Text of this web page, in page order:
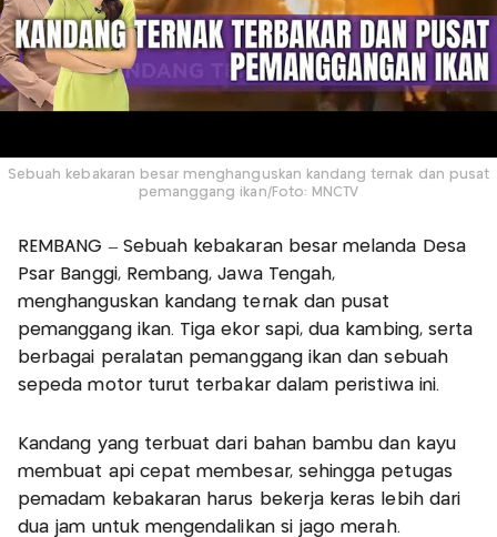
Sebuah kebakaran besar menghanguskan kandang ternak dan pusat
pemanggang ikan/Foto: MNCTV
REMBANG – Sebuah kebakaran besar melanda Desa
Psar Banggi, Rembang, Jawa Tengah,
menghanguskan kandang ternak dan pusat
pemanggang ikan. Tiga ekor sapi, dua kambing, serta
berbagai peralatan pemanggang ikan dan sebuah
sepeda motor turut terbakar dalam peristiwa ini.
Kandang yang terbuat dari bahan bambu dan kayu
membuat api cepat membesar, sehingga petugas
pemadam kebakaran harus bekerja keras lebih dari
dua jam untuk mengendalikan si jago merah.